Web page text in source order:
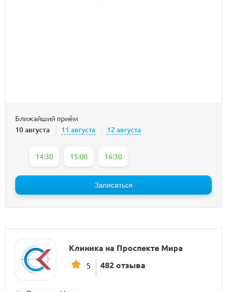
Ближайший приём
10 августа 11 августа 12 августа
14:30 15:00 16:30
Записаться
Клиника на Проспекте Мира
5 482 отзыва